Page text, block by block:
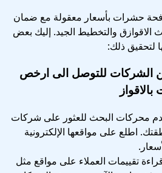
حشرات بأسعار معقولة مع ضمان
الاقوازق والتخطيط الجيد. إليك بعض
لتحقيق ذلك:
الشركات للتوصل الى ارخص
محركات البحث للعثور على شركات
اطلع على مواقعها الإلكترونية
تقييمات العملاء على مواقع مثل